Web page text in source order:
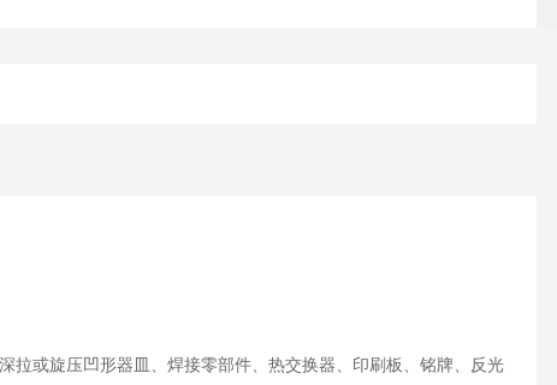
或旋压凹形器皿、焊接零部件、热交换器、印刷板、铭牌、反光